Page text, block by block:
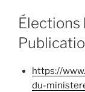
Élections
https://
du-